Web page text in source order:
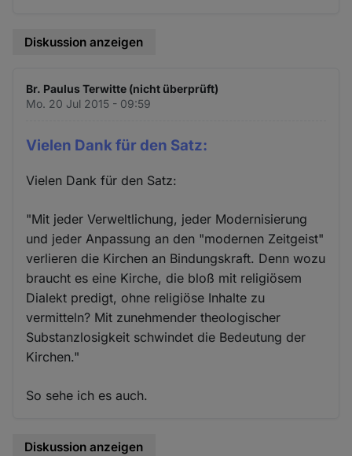
Diskussion anzeigen
Br. Paulus Terwitte (nicht überprüft)
Mo. 20 Jul 2015 - 09:59
Vielen Dank für den Satz:
Vielen Dank für den Satz:
"Mit jeder Verweltlichung, jeder Modernisierung
und jeder Anpassung an den "modernen Zeitgeist"
verlieren die Kirchen an Bindungskraft. Denn wozu
braucht es eine Kirche, die bloß mit religiösem
Dialekt predigt, ohne religiöse Inhalte zu
vermitteln? Mit zunehmender theologischer
Substanzlosigkeit schwindet die Bedeutung der
Kirchen."
So sehe ich es auch.
Diskussion anzeigen